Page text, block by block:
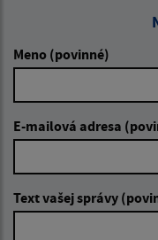
Meno (povinné)
E-mailová adresa
Text vašej správy